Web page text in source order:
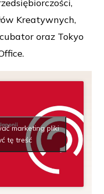
Kreatywnych,
oraz Tokyo
marketing pliki
tę treść